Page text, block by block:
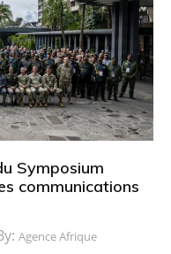
Symposium
communications
Agence Afrique